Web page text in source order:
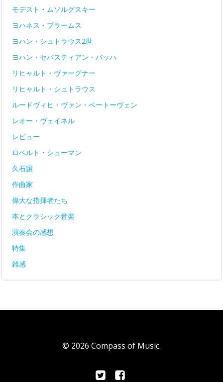
モデスト・ムソルグスキー
ヨハネス・ブラームス
ヨハン・シュトラウス2世
ヨハン・セバスティアン・バッハ
リヒャルト・ヴァーグナー
リヒャルト・シュトラウス
ルードヴィヒ・ヴァン・ベートーヴェン
レオー・ヴェイネル
レビュー
ロベルト・シューマン
久石譲
作曲家
偉大な指揮者たち
本とクラシック音楽
演奏会の感想
特集
雑感
© 2026 Compass of Music.